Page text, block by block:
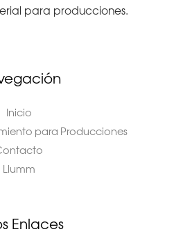
para producciones.
Inicio
para Producciones
Llumm
Enlaces